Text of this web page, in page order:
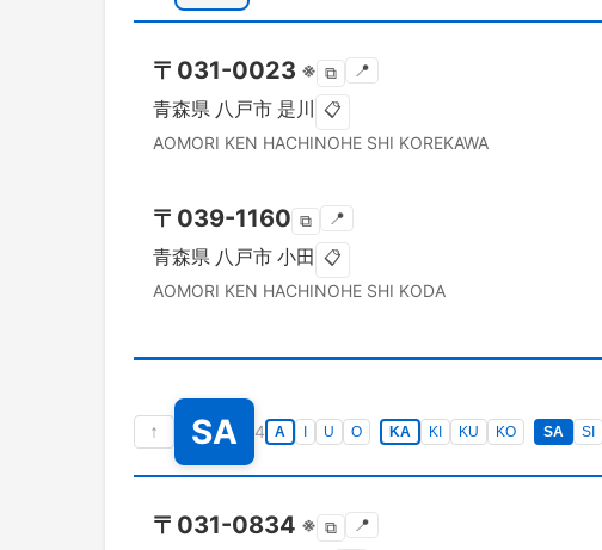
〒 031-0023 ※ ⧉ 📍
青森県 八戸市 是川 📋
AOMORI KEN HACHINOHE SHI KOREKAWA
〒 039-1160 ⧉ 📍
青森県 八戸市 小田 📋
AOMORI KEN HACHINOHE SHI KODA
↑ SA 4 A U O KA KI KU KO SA SI
〒 031-0834 ※ ⧉ 📍